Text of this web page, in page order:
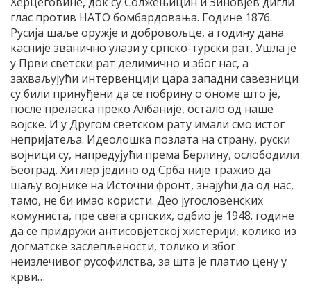
глас против НАТО бомбардовања. Године 1876.
Русија шаље оружје и добровољце, а годину дана
касније званично улази у српско-турски рат. Ушла је
у Први светски рат делимично и због нас, а
захваљујући интервенцији цара западни савезници
су били принуђени да се побрину о ономе што је,
после преласка преко Албаније, остало од наше
војске. И у Другом светском рату имали смо истог
непријатеља. Идеолошка позлата на страну, руски
војници су, напредујући према Берлину, ослободили
Београд. Хитлер једино од Срба није тражио да
шаљу војнике на Источни фронт, знајући да од нас,
тамо, не би имао користи. Део југословенских
комуниста, пре свега српских, одбио је 1948. године
да се придружи антисовјетској хистерији, колико из
догматске заслепљености, толико и због
неизлечивог русофилства, за шта је платио цену у
крви…